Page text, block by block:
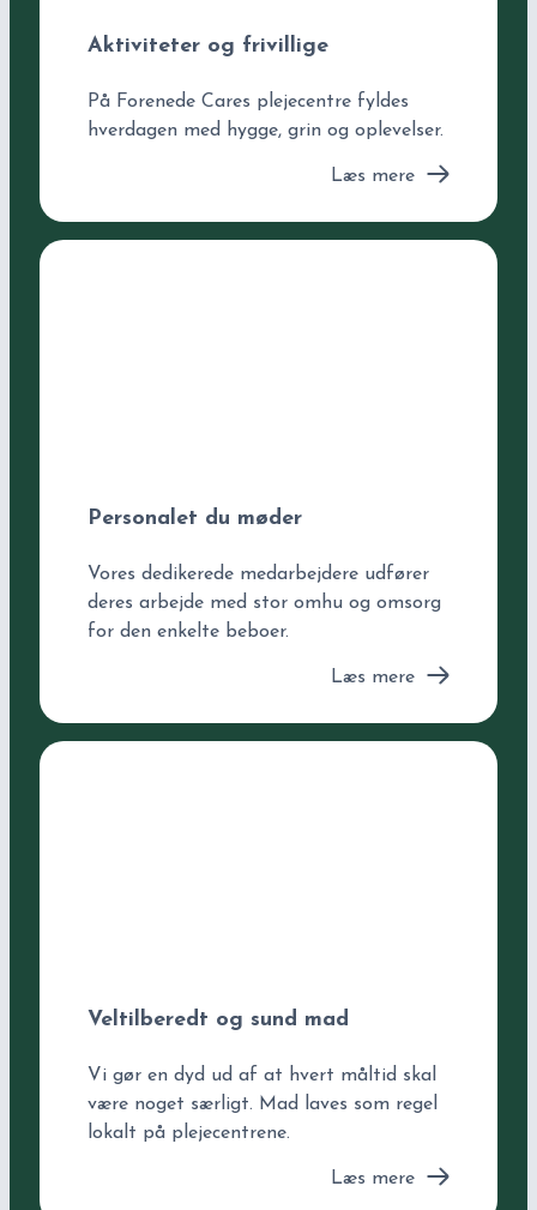
Aktiviteter og frivillige
På Forenede Cares plejecentre fyldes
hverdagen med hygge, grin og oplevelser.
Læs mere
Personalet du møder
Vores dedikerede medarbejdere udfører
deres arbejde med stor omhu og omsorg
for den enkelte beboer.
Læs mere
Veltilberedt og sund mad
Vi gør en dyd ud af at hvert måltid skal
være noget særligt. Mad laves som regel
lokalt på plejecentrene.
Læs mere